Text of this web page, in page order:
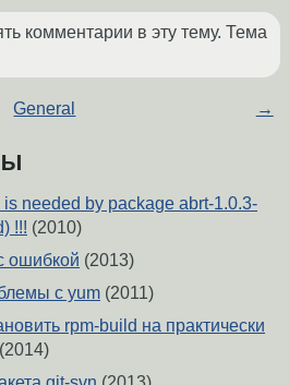
комментарии в эту тему. Тема
General →
is needed by package abrt-1.0.3-
!!! (2010)
ошибкой (2013)
с yum (2011)
rpm-build на практически
(2014)